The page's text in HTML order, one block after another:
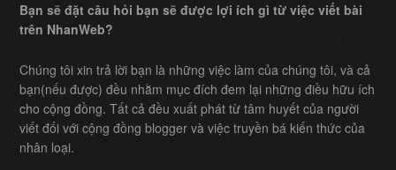
Bạn sẽ đặt câu hỏi bạn sẽ được lợi ích gì từ việc viết bài
trên NhanWeb?
Chúng tôi xin trả lời bạn là những việc làm của chúng tôi, và cả
bạn(nếu được) đều nhằm mục đích đem lại những điều hữu ích
cho cộng đồng. Tất cả đều xuất phát từ tâm huyết của người
viết đối với cộng đồng blogger và việc truyền bá kiến thức của
nhân loại.